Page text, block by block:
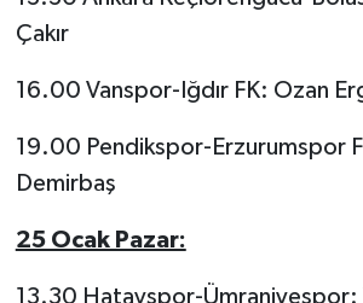
Çakır
16.00 Vanspor-Iğdır FK: Ozan
19.00 Pendikspor-Erzurumspor
Demirbaş
25 Ocak Pazar:
13.30 Hatayspor-Ümraniyespor: